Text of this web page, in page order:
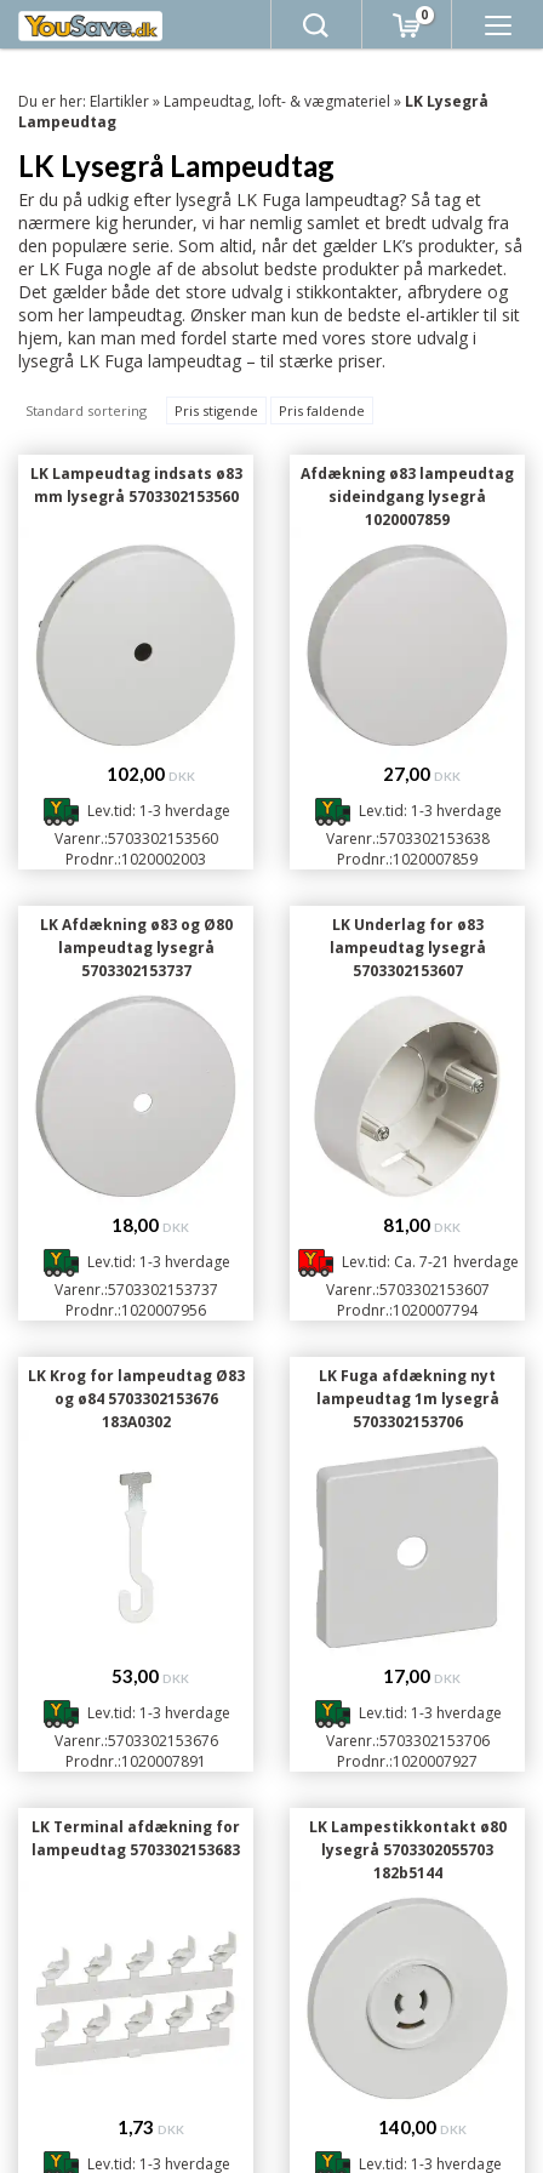
0
Du er her: Elartikler» Lampeudtag, loft- & vægmateriel » LK Lysegrå
Lampeudtag
LK Lysegrå Lampeudtag
Er du på udkig efter lysegrå LK Fuga lampeudtag? Så tag et
nærmere kig herunder, vi har nemlig samlet et bredt udvalg fra
den populære serie. Som altid, når det gælder LK’s produkter, så
er LK Fuga nogle af de absolut bedste produkter på markedet.
Det gælder både det store udvalg i stikkontakter, afbrydere og
som her lampeudtag. Ønsker man kun de bedste el-artikler til sit
hjem, kan man med fordel starte med vores store udvalg i
lysegrå LK Fuga lampeudtag – til stærke priser.
Standard sortering Pris stigende Pris faldende
LK Lampeudtag indsats ø83
mm lysegrå 5703302153560
102,00 DKK
Lev.tid: 1-3 hverdage
Varenr.:5703302153560
Prodnr.:1020002003
Afdækning ø83 lampeudtag
sideindgang lysegrå
1020007859
27,00 DKK
Lev.tid: 1-3 hverdage
Varenr.:5703302153638
Prodnr.:1020007859
LK Afdækning ø83 og Ø80
lampeudtag lysegrå
5703302153737
18,00 DKK
Lev.tid: 1-3 hverdage
Varenr.:5703302153737
Prodnr.:1020007956
LK Underlag for ø83
lampeudtag lysegrå
5703302153607
81,00 DKK
Lev.tid: Ca. 7-21 hverdage
Varenr.:5703302153607
Prodnr.:1020007794
LK Krog for lampeudtag Ø83
og ø84 5703302153676
183A0302
53,00 DKK
Lev.tid: 1-3 hverdage
Varenr.:5703302153676
Prodnr.:1020007891
LK Fuga afdækning nyt
lampeudtag 1m lysegrå
5703302153706
17,00 DKK
Lev.tid: 1-3 hverdage
Varenr.:5703302153706
Prodnr.:1020007927
LK Terminal afdækning for
lampeudtag 5703302153683
1,73 DKK
Lev.tid: 1-3 hverdage
LK Lampestikkontakt ø80
lysegrå 5703302055703
182b5144
140,00 DKK
Lev.tid: 1-3 hverdage